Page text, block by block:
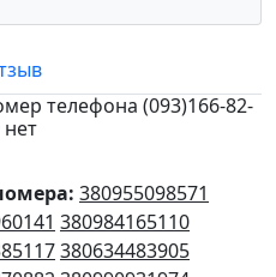
телефона (093)166-82-
нет
380955098571
380984165110
380634483905